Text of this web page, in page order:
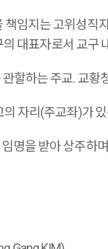
임지는 고위성직
대표자로서 교구
할하는 주교. 교
자리(주교좌)가
명을 받아 상주하